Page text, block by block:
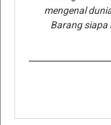
mengenal
Barang siapa